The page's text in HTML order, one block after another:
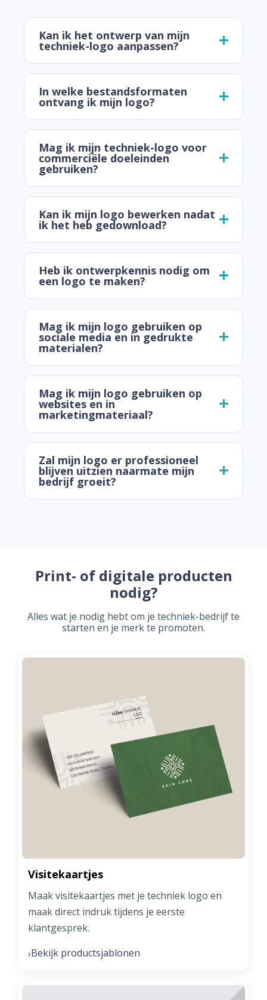
Kan ik het ontwerp van mijn
techniek-logo aanpassen?
In welke bestandsformaten
ontvang ik mijn logo?
Mag ik mijn techniek-logo voor
commerciële doeleinden
gebruiken?
Kan ik mijn logo bewerken nadat
ik het heb gedownload?
Heb ik ontwerpkennis nodig om
een logo te maken?
Mag ik mijn logo gebruiken op
sociale media en in gedrukte
materialen?
Mag ik mijn logo gebruiken op
websites en in
marketingmateriaal?
Zal mijn logo er professioneel
blijven uitzien naarmate mijn
bedrijf groeit?
Print- of digitale producten
nodig?
Alles wat je nodig hebt om je techniek-bedrijf te
starten en je merk te promoten.
Visitekaartjes
Maak visitekaartjes met je techniek logo en
maak direct indruk tijdens je eerste
klantgesprek.
›Bekijk productsjablonen